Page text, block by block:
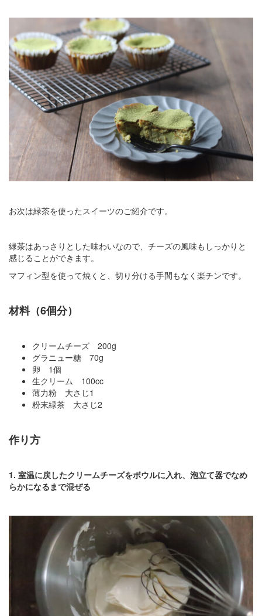
お次は緑茶を使ったスイーツのご紹介です。
緑茶はあっさりとした味わいなので、チーズの風味もしっかりと
感じることができます。
マフィン型を使って焼くと、切り分ける手間もなく楽チンです。
材料（6個分）
クリームチーズ 200g
グラニュー糖 70g
卵 1個
生クリーム 100cc
薄力粉 大さじ1
粉末緑茶 大さじ2
作り方
1. 室温に戻したクリームチーズをボウルに入れ、泡立て器でなめ
らかになるまで混ぜる